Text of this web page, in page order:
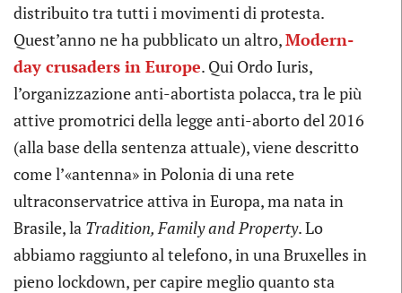
distribuito tra tutti i movimenti di protesta.
Quest’anno ne ha pubblicato un altro,Modern-
day crusaders in Europe. Qui Ordo Iuris,
l’organizzazione anti-abortista polacca, tra le più
attive promotrici della legge anti-aborto del 2016
(alla base della sentenza attuale), viene descritto
come l’«antenna» in Polonia di una rete
ultraconservatrice attiva in Europa, ma nata in
Brasile, la Tradition, Family and Property. Lo
abbiamo raggiunto al telefono, in una Bruxelles in
pieno lockdown, per capire meglio quanto sta